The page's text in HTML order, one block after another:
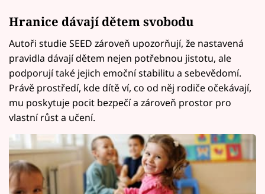
Hranice dávají dětem svobodu
Autoři studie SEED zároveň upozorňují, že nastavená
pravidla dávají dětem nejen potřebnou jistotu, ale
podporují také jejich emoční stabilitu a sebevědomí.
Právě prostředí, kde dítě ví, co od něj rodiče očekávají,
mu poskytuje pocit bezpečí a zároveň prostor pro
vlastní růst a učení.